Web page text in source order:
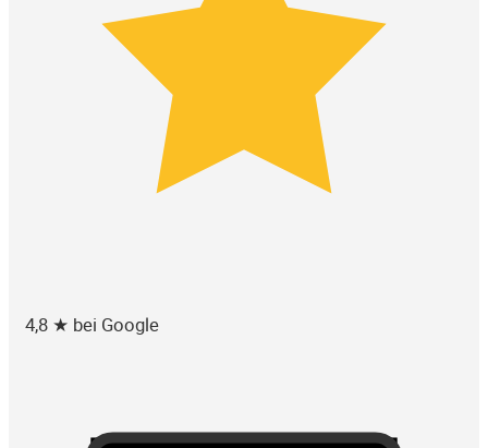
4,8 ★ bei Google